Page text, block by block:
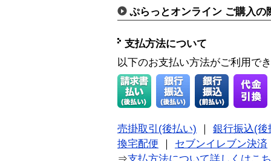
ぷらっとオンライン ご購入の
支払方法について
以下のお支払い方法がご利用で
売掛取引(後払い)
銀行振込(後
換宅配便
セブンイレブン決済